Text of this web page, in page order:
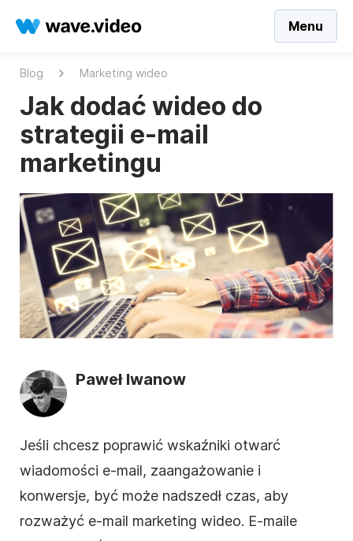
Menu
Blog Marketing wideo
Jak dodać wideo do
strategii e-mail
marketingu
Paweł Iwanow
Jeśli chcesz poprawić wskaźniki otwarć
wiadomości e-mail, zaangażowanie i
konwersje, być może nadszedł czas, aby
rozważyć e-mail marketing wideo. E-maile